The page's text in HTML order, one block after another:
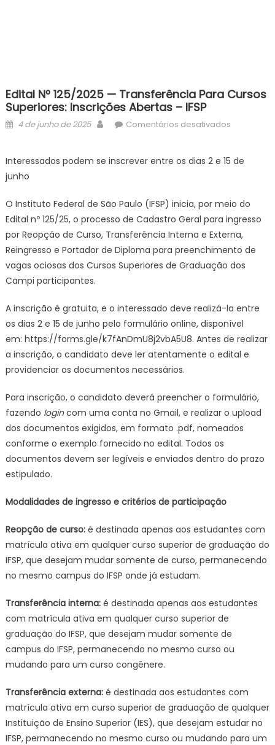
Edital Nº 125/2025 — Transferência Para Cursos
Superiores: Inscrições Abertas – IFSP
Posted
4 de junho de 2025 AuthorComentários desativadosem
125/2025
para
cursos
superiores:
inscrições
abertas
Interessados podem se inscrever entre os dias 2 e 15 de
junho
O Instituto Federal de São Paulo (IFSP) inicia, por meio do
Edital nº 125/25, o processo de Cadastro Geral para ingresso
por Reopção de Curso, Transferência Interna e Externa,
Reingresso e Portador de Diploma para preenchimento de
vagas ociosas dos Cursos Superiores de Graduação dos
Campi participantes.
A inscrição é gratuita, e o interessado deve realizá-la entre
os dias 2 e 15 de junho pelo formulário online, disponível
em: https://forms.gle/k7fAnDmU8j2vbA5U8. Antes de realizar
a inscrição, o candidato deve ler atentamente o edital e
providenciar os documentos necessários.
Para inscrição, o candidato deverá preencher o formulário,
fazendo logincom uma conta no Gmail, e realizar o upload
dos documentos exigidos, em formato .pdf, nomeados
conforme o exemplo fornecido no edital. Todos os
documentos devem ser legíveis e enviados dentro do prazo
estipulado.
Modalidades de ingresso e critérios de participação
Reopção de curso:é destinada apenas aos estudantes com
matrícula ativa em qualquer curso superior de graduação do
IFSP, que desejam mudar somente de curso, permanecendo
no mesmo campus do IFSP onde já estudam.
Transferência interna: é destinada apenas aos estudantes
com matrícula ativa em qualquer curso superior de
graduação do IFSP, que desejam mudar somente de
campus do IFSP, permanecendo no mesmo curso ou
mudando para um curso congênere.
Transferência externa: é destinada aos estudantes com
matrícula ativa em curso superior de graduação de qualquer
Instituição de Ensino Superior (IES), que desejam estudar no
IFSP, permanecendo no mesmo curso ou mudando para um